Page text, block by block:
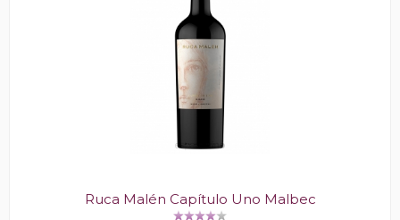
Ruca Malén Capítulo Uno Malbec